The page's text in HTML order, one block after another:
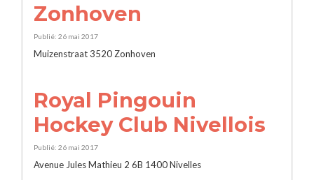
Zonhoven
Publié: 26 mai 2017
Muizenstraat 3520 Zonhoven
Royal Pingouin
Hockey Club Nivellois
Publié: 26 mai 2017
Avenue Jules Mathieu 2 6B 1400 Nivelles